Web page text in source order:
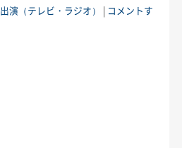
出演（テレビ・ラジオ） | コメントす